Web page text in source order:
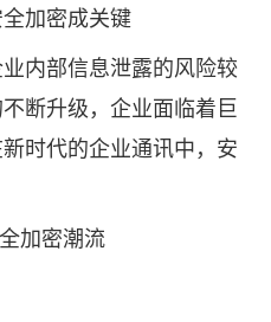
加密成关键
内部信息泄露的风险较
断升级，企业面临着巨
时代的企业通讯中，安
加密潮流